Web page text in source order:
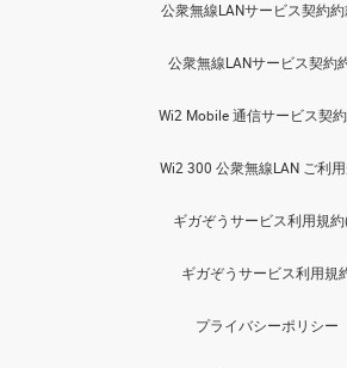
公衆無線LANサービス契約
公衆無線LANサービス契約
Wi2 Mobile 通信サービス契
Wi2 300 公衆無線LAN ご利
ギガぞうサービス利用規
ギガぞうサービス利用規
プライバシーポリシー